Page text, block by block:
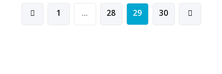
Pagination
1 … 28 29 30